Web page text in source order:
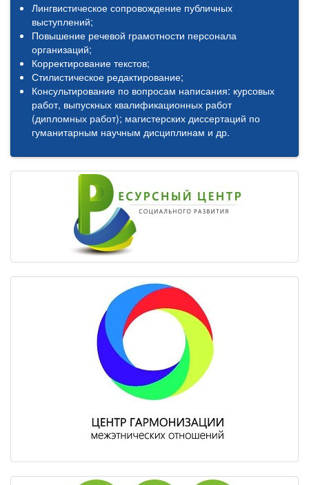
Лингвистическое сопровождение публичных
выступлений;
Повышение речевой грамотности персонала
организаций;
Корректирование текстов;
Стилистическое редактирование;
Консультирование по вопросам написания: курсовых
работ, выпускных квалификационных работ
(дипломных работ); магистерских диссертаций по
гуманитарным научным дисциплинам и др.